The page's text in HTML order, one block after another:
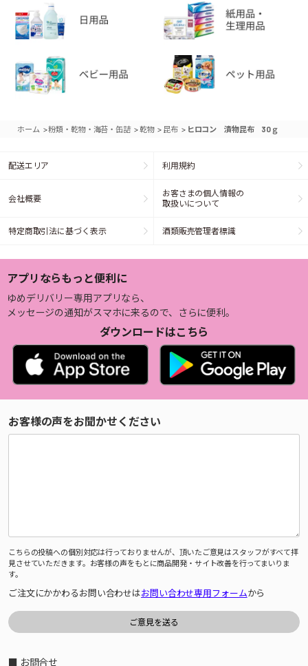
ホーム >粉類・乾物・海苔・缶詰 >乾物 > 昆布 > ヒロコン 漬物昆布 30ｇ
配送エリア 利用規約
会社概要
お客さまの個人情報の
取扱いについて
特定商取引法に基づく表示 酒類販売管理者標識
アプリならもっと便利に
ゆめデリバリー専用アプリなら、
メッセージの通知がスマホに来るので、さらに便利。
ダウンロードはこちら
お客様の声をお聞かせください
こちらの投稿への個別対応は行っておりませんが、頂いたご意見はスタッフがすべて拝
見させていただきます。お客様の声をもとに商品開発・サイト改善を行ってまいりま
す。
ご注文にかかわるお問い合わせはお問い合わせ専用フォームから
■ お問合せ